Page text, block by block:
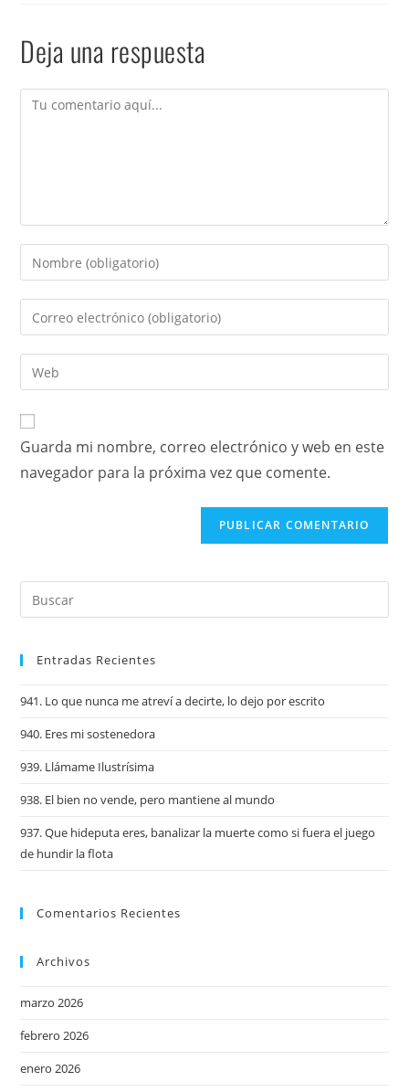
Deja una respuesta
Guarda mi nombre, correo electrónico y web en este
navegador para la próxima vez que comente.
Entradas Recientes
941. Lo que nunca me atreví a decirte, lo dejo por escrito
940. Eres mi sostenedora
939. Llámame Ilustrísima
938. El bien no vende, pero mantiene al mundo
937. Que hideputa eres, banalizar la muerte como si fuera el juego
de hundir la flota
Comentarios Recientes
Archivos
marzo 2026
febrero 2026
enero 2026